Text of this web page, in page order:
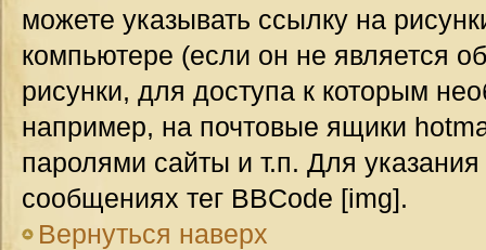
можете указывать ссылку на
компьютере (если он не является
рисунки, для доступа к которым
например, на почтовые ящики
паролями сайты и т.п. Для
сообщениях тег BBCode [img].
Вернуться наверх